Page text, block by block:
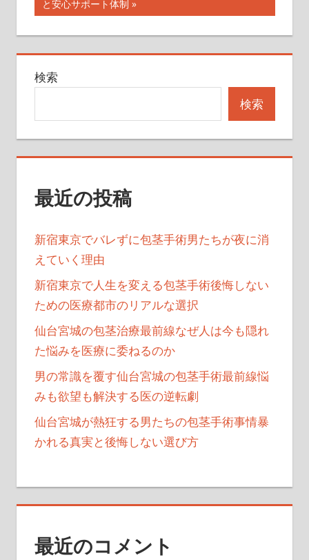
ビ
ゲ
ー
ョ
ン
の
記
事:
と安心サポート体制
検索
検索
最近の投稿
新宿東京でバレずに包茎手術男たちが夜に消
えていく理由
新宿東京で人生を変える包茎手術後悔しない
ための医療都市のリアルな選択
仙台宮城の包茎治療最前線なぜ人は今も隠れ
た悩みを医療に委ねるのか
男の常識を覆す仙台宮城の包茎手術最前線悩
みも欲望も解決する医の逆転劇
仙台宮城が熱狂する男たちの包茎手術事情暴
かれる真実と後悔しない選び方
最近のコメント